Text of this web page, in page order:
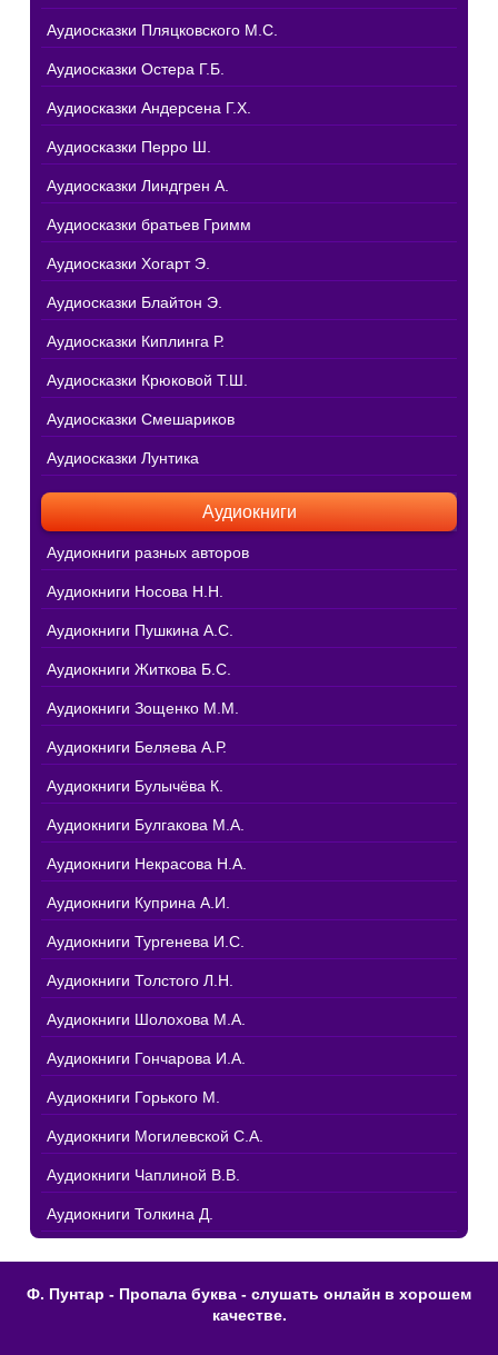
Аудиосказки Пляцковского М.С.
Аудиосказки Остера Г.Б.
Аудиосказки Андерсена Г.Х.
Аудиосказки Перро Ш.
Аудиосказки Линдгрен А.
Аудиосказки братьев Гримм
Аудиосказки Хогарт Э.
Аудиосказки Блайтон Э.
Аудиосказки Киплинга Р.
Аудиосказки Крюковой Т.Ш.
Аудиосказки Смешариков
Аудиосказки Лунтика
Аудиокниги
Аудиокниги разных авторов
Аудиокниги Носова Н.Н.
Аудиокниги Пушкина А.С.
Аудиокниги Житкова Б.С.
Аудиокниги Зощенко М.М.
Аудиокниги Беляева А.Р.
Аудиокниги Булычёва К.
Аудиокниги Булгакова М.А.
Аудиокниги Некрасова Н.А.
Аудиокниги Куприна А.И.
Аудиокниги Тургенева И.С.
Аудиокниги Толстого Л.Н.
Аудиокниги Шолохова М.А.
Аудиокниги Гончарова И.А.
Аудиокниги Горького М.
Аудиокниги Могилевской С.А.
Аудиокниги Чаплиной В.В.
Аудиокниги Толкина Д.
Ф. Пунтар - Пропала буква - слушать онлайн в хорошем
качестве.